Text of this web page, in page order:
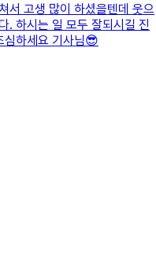
서 고생 많이 하셨을텐데 웃으
. 하시는 일 모두 잘되시길 진
심하세요 기사님😎